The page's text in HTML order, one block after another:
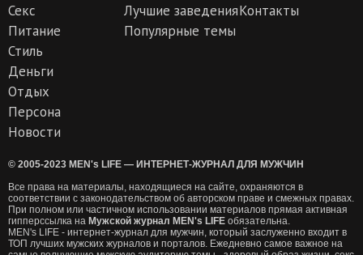
Секс
Питание
Стиль
Деньги
Отдых
Персона
Новости
Лучшие заведения
Популярные темы
Контакты
© 2005-2023 MEN's LIFE — ИНТЕРНЕТ-ЖУРНАЛ ДЛЯ МУЖЧИН
Все права на материалы, находящиеся на сайте, охраняются в
соответствии с законодательством об авторском праве и смежных правах.
При полном или частичном использовании материалов прямая активная
гипперссылка на Мужской журнал MEN's LIFE обязательна.
MEN's LIFE - интернет-журнал для мужчин, который заслуженно входит в
ТОП лучших мужских журналов и порталов. Ежедневно самое важное на